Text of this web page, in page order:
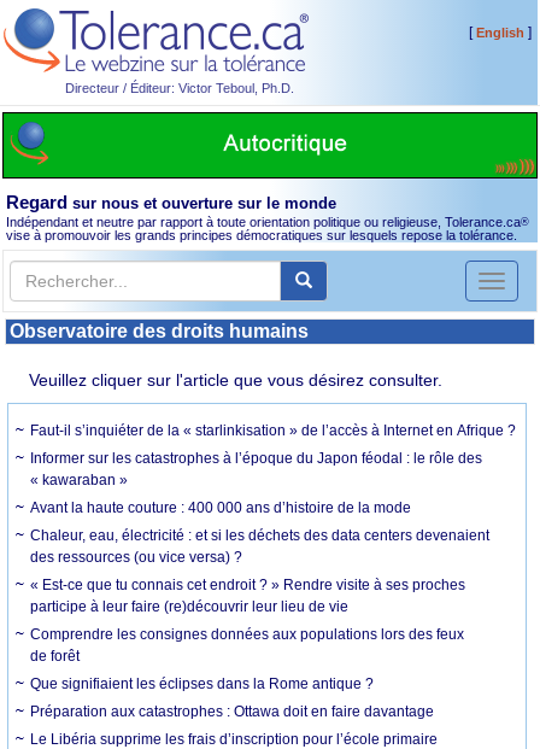
Directeur / Éditeur: Victor Teboul, Ph.D.
[English ]
Regard sur nous et ouverture sur le monde
Indépendant et neutre par rapport à toute orientation politique ou religieuse, Tolerance.ca®
vise à promouvoir les grands principes démocratiques sur lesquels repose la tolérance.
Toggle
Observatoire des droits humains
Veuillez cliquer sur l'article que vous désirez consulter.
Faut-il s’inquiéter de la « starlinkisation » de l’accès à Internet en Afrique ?
Informer sur les catastrophes à l’époque du Japon féodal : le rôle des
« kawaraban »
Avant la haute couture : 400 000 ans d’histoire de la mode
Chaleur, eau, électricité : et si les déchets des data centers devenaient
des ressources (ou vice versa) ?
« Est-ce que tu connais cet endroit ? » Rendre visite à ses proches
participe à leur faire (re)découvrir leur lieu de vie
Comprendre les consignes données aux populations lors des feux
de forêt
Que signifiaient les éclipses dans la Rome antique ?
Préparation aux catastrophes : Ottawa doit en faire davantage
Le Libéria supprime les frais d’inscription pour l’école primaire